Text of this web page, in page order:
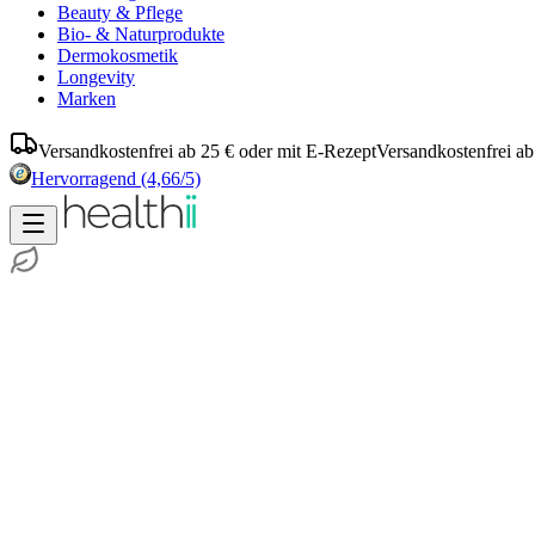
Beauty & Pflege
Bio- & Naturprodukte
Dermokosmetik
Longevity
Marken
Versandkostenfrei ab 25 € oder mit E-RezeptVersandkostenfrei
Hervorragend (4,66/5)